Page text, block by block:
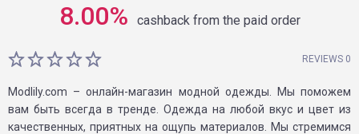
8.00% cashback from the paid order
REVIEWS 0
Modlily.com – онлайн-магазин модной одежды. Мы поможем
вам быть всегда в тренде. Одежда на любой вкус и цвет из
качественных, приятных на ощупь материалов. Мы стремимся